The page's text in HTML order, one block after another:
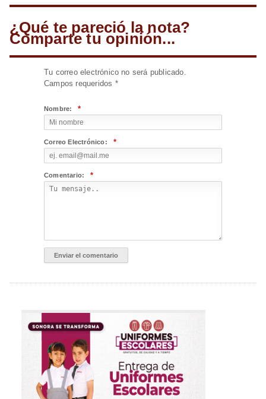
¿Qué te pareció la nota?
Comparte tu opinión...
Tu correo electrónico no será publicado.
Campos requeridos *
Nombre: *
Correo Electrónico: *
Comentario: *